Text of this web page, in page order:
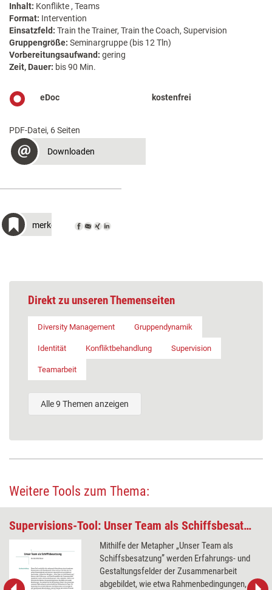
Inhalt: Konflikte , Teams
Format: Intervention
Einsatzfeld: Train the Trainer, Train the Coach, Supervision
Gruppengröße: Seminargruppe (bis 12 Tln)
Vorbereitungsaufwand: gering
Zeit, Dauer: bis 90 Min.
eDoc kostenfrei
PDF-Datei, 6 Seiten
Downloaden
merken
Direkt zu unseren Themenseiten
Diversity Management Gruppendynamik
Identität Konfliktbehandlung Supervision
Teamarbeit
Alle 9 Themen anzeigen
Weitere Tools zum Thema:
Supervisions-Tool: Unser Team als Schiffsbesatzung
Mithilfe der Metapher „Unser Team als
Schiffsbesatzung” werden Erfahrungs- und
Gestaltungsfelder der Zusammenarbeit
abgebildet, wie etwa Rahmenbedingungen,